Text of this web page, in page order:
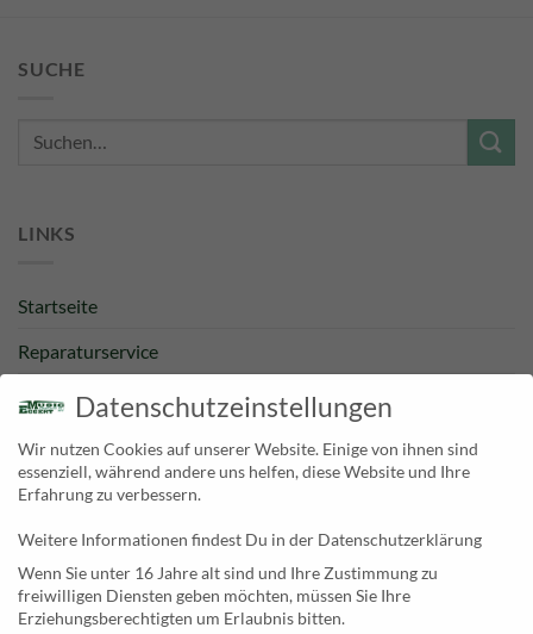
SUCHE
Suche
LINKS
Startseite
Reparaturservice
Bestpreisgarantie
Kategorien
Newsletter
KONTAKT
MusicEggert
Datenschutzeinstellungen
Wir nutzen Cookies auf unserer Website. Einige von ihnen sind
essenziell, während andere uns helfen, diese Website und Ihre
Erfahrung zu verbessern.
Weitere Informationen findest Du in der Datenschutzerklärung
Wenn Sie unter 16 Jahre alt sind und Ihre Zustimmung zu
freiwilligen Diensten geben möchten, müssen Sie Ihre
Erziehungsberechtigten um Erlaubnis bitten.